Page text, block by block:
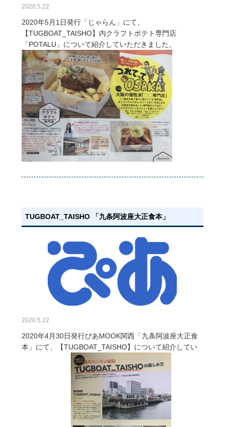
2020.5.22
2020年5月1日発行「じゃらん」にて、
【TUGBOAT_TAISHO】内クラフトポテト専門店
「POTALU」について紹介していただきました。
TUGBOAT_TAISHO 「九条阿波座大正食本」
2020.5.22
2020年4月30日発行ぴあMOOK関西「九条阿波座大正食
本」にて、【TUGBOAT_TAISHO】について紹介してい